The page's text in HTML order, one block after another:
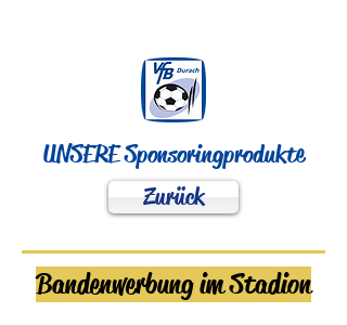
UNSERE Sponsoringprodukte
Zurück
Bandenwerbung im Stadion